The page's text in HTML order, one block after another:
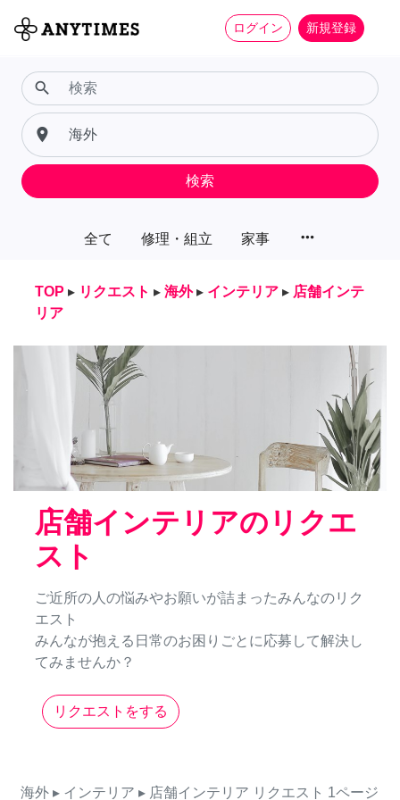
ログイン 新規登録
全て 修理・組立 家事 more_horiz
search
place
検索
TOP ▸ リクエスト ▸ 海外 ▸ インテリア ▸ 店舗インテ
リア
店舗インテリアのリクエ
スト
ご近所の人の悩みやお願いが詰まったみんなのリク
エスト
みんなが抱える日常のお困りごとに応募して解決し
てみませんか？
リクエストをする
海外 ▸ インテリア ▸ 店舗インテリア リクエスト 1ページ